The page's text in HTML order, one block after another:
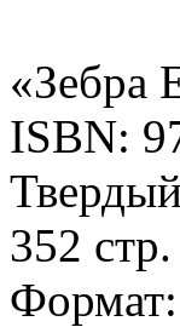
«Зебра
ISBN:
352 стр.